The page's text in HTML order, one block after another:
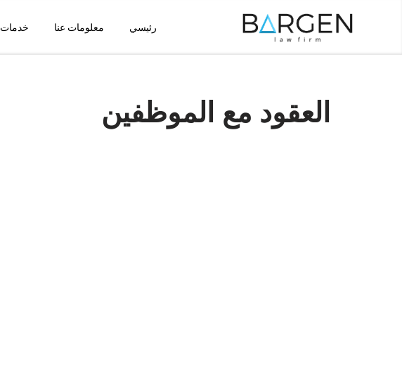
رئيسي معلومات عنا خدمات
العقود مع الموظفين